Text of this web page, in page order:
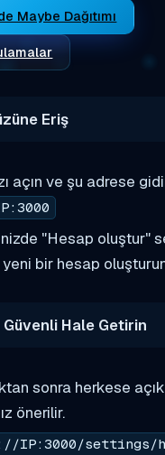
Maybe Dağıtımı
Eriş
açın ve şu adrese
"Hesap oluştur"
bir hesap
Hale Getirin
sonra herkese açık
önerilir.
IP:3000/settings/